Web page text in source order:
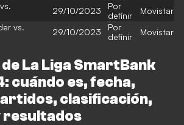
29/10/2023
Por
definir
Movistar
vs.
29/10/2023
Por
definir
Movistar
La Liga SmartBank
cuándo es, fecha,
clasificación,
resultados